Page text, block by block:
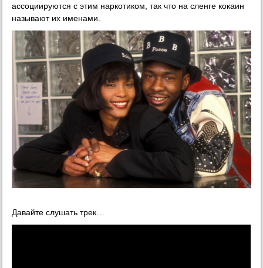
ассоциируются с этим наркотиком, так что на сленге кокаин
называют их именами.
Давайте слушать трек…